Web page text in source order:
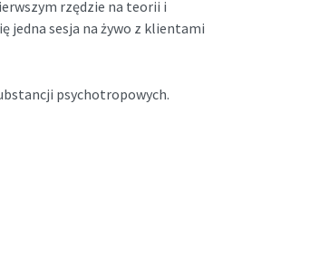
rzędzie na teorii i
jedna sesja na żywo z klientami
psychotropowych.